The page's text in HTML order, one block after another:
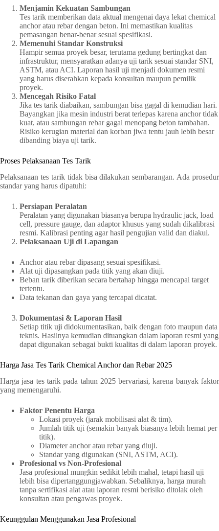
Menjamin Kekuatan Sambungan
Tes tarik memberikan data aktual mengenai daya lekat chemical
anchor atau rebar dengan beton. Ini memastikan kualitas
pemasangan benar-benar sesuai spesifikasi.
Memenuhi Standar Konstruksi
Hampir semua proyek besar, terutama gedung bertingkat dan
infrastruktur, mensyaratkan adanya uji tarik sesuai standar SNI,
ASTM, atau ACI. Laporan hasil uji menjadi dokumen resmi
yang harus diserahkan kepada konsultan maupun pemilik
proyek.
Mencegah Risiko Fatal
Jika tes tarik diabaikan, sambungan bisa gagal di kemudian hari.
Bayangkan jika mesin industri berat terlepas karena anchor tidak
kuat, atau sambungan rebar gagal menopang beton tambahan.
Risiko kerugian material dan korban jiwa tentu jauh lebih besar
dibanding biaya uji tarik.
Proses Pelaksanaan Tes Tarik
Pelaksanaan tes tarik tidak bisa dilakukan sembarangan. Ada prosedur
standar yang harus dipatuhi:
Persiapan Peralatan
Peralatan yang digunakan biasanya berupa hydraulic jack, load
cell, pressure gauge, dan adaptor khusus yang sudah dikalibrasi
resmi. Kalibrasi penting agar hasil pengujian valid dan diakui.
Pelaksanaan Uji di Lapangan
Anchor atau rebar dipasang sesuai spesifikasi.
Alat uji dipasangkan pada titik yang akan diuji.
Beban tarik diberikan secara bertahap hingga mencapai target
tertentu.
Data tekanan dan gaya yang tercapai dicatat.
Dokumentasi & Laporan Hasil
Setiap titik uji didokumentasikan, baik dengan foto maupun data
teknis. Hasilnya kemudian dituangkan dalam laporan resmi yang
dapat digunakan sebagai bukti kualitas di dalam laporan proyek.
Harga Jasa Tes Tarik Chemical Anchor dan Rebar 2025
Harga jasa tes tarik pada tahun 2025 bervariasi, karena banyak faktor
yang memengaruhi.
Faktor Penentu Harga
Lokasi proyek (jarak mobilisasi alat & tim).
Jumlah titik uji (semakin banyak biasanya lebih hemat per
titik).
Diameter anchor atau rebar yang diuji.
Standar yang digunakan (SNI, ASTM, ACI).
Profesional vs Non-Profesional
Jasa profesional mungkin sedikit lebih mahal, tetapi hasil uji
lebih bisa dipertanggungjawabkan. Sebaliknya, harga murah
tanpa sertifikasi alat atau laporan resmi berisiko ditolak oleh
konsultan atau pengawas proyek.
Keunggulan Menggunakan Jasa Profesional